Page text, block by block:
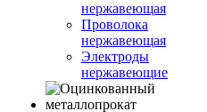
нержавеющая
Проволока
нержавеющая
Электроды
нержавеющие